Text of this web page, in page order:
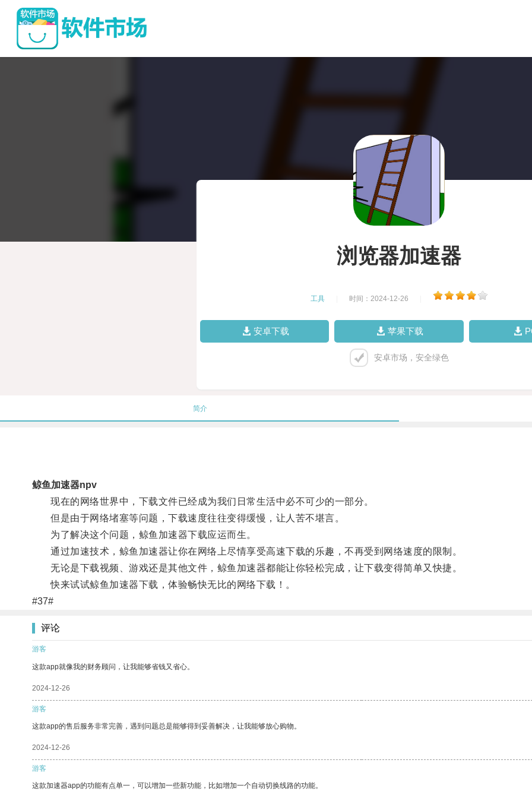
浏览器加速器
工具 时间：2024-12-26
安卓下载 苹果下载
安卓市场，安全绿色
简介
鲸鱼加速器npv
现在的网络世界中，下载文件已经成为我们日常生活中必不可少的一部分。
但是由于网络堵塞等问题，下载速度往往变得缓慢，让人苦不堪言。
为了解决这个问题，鲸鱼加速器下载应运而生。
通过加速技术，鲸鱼加速器让你在网络上尽情享受高速下载的乐趣，不再受到网络速度的限制。
无论是下载视频、游戏还是其他文件，鲸鱼加速器都能让你轻松完成，让下载变得简单又快捷。
快来试试鲸鱼加速器下载，体验畅快无比的网络下载！。
#37#
评论
游客
这款app就像我的财务顾问，让我能够省钱又省心。
2024-12-26
游客
这款app的售后服务非常完善，遇到问题总是能够得到妥善解决，让我能够放心购物。
2024-12-26
游客
这款加速器app的功能有点单一，可以增加一些新功能，比如增加一个自动切换线路的功能。